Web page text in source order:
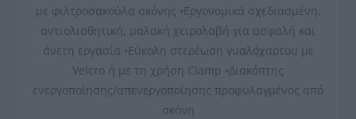
με φιλτροσακούλα σκόνης •Εργονομικά σχεδιασμένη,
αντιολισθητική, μαλακή χειρολαβή για ασφαλή και
άνετη εργασία •Εύκολη στερέωση γυαλόχαρτου με
Velcro ή με τη χρήση Clamp •Διακόπτης
ενεργοποίησης/απενεργοποίησης προφυλαγμένος από
σκόνη